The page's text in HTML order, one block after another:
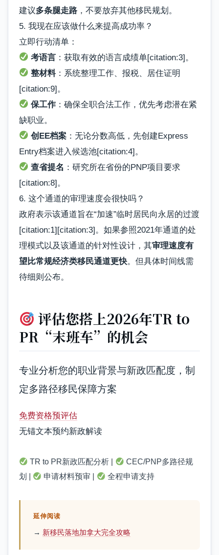
建议多条腿走路 ，不要放弃其他移民规划。
5. 我现在应该做什么来提高成功率？
立即行动清单：
考语言 ：获取有效的语言成绩单[citation:3]。
整材料：系统整理工作、报税、居住证明
[citation:9]。
保工作：确保全职合法工作，优先考虑潜在紧
缺职业。
创EE档案 ：无论分数高低，先创建Express
Entry档案进入候选池[citation:4]。
查省提名 ：研究所在省份的PNP项目要求
[citation:8]。
6. 这个通道的审理速度会很快吗？
政府表示该通道旨在“加速”临时居民向永居的过渡
[citation:1][citation:3]。如果参照2021年通道的处
理模式以及该通道的针对性设计，其审理速度有
望比常规经济类移民通道更快。但具体时间线需
待细则公布。
评估您搭上2026年TR to
PR“末班车”的机会
专业分析您的职业背景与新政匹配度，制
定多路径移民保障方案
免费资格预评估
无锚文本预约新政解读
TR to PR新政匹配分析 |
CEC/PNP多路径规
划 |
申请材料预审 | 全程申请支持
延伸阅读
→ 新移民落地加拿大完全攻略